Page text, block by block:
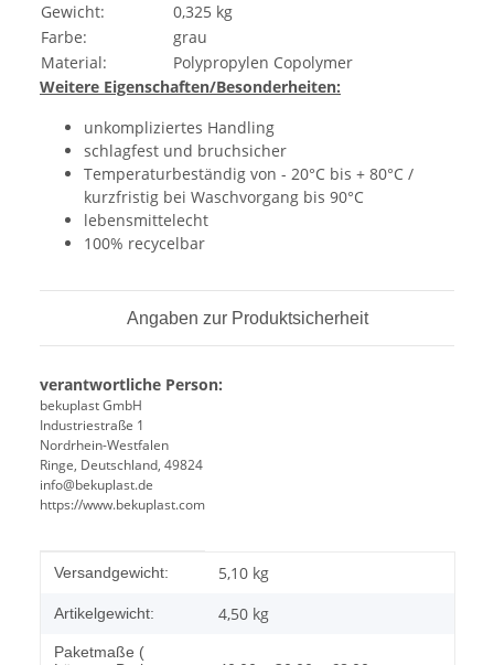
Gewicht:
0,325 kg
Farbe:
grau
Material:
Polypropylen Copolymer
Weitere Eigenschaften/Besonderheiten:
unkompliziertes Handling
schlagfest und bruchsicher
Temperaturbeständig von - 20°C bis + 80°C /
kurzfristig bei Waschvorgang bis 90°C
lebensmittelecht
100% recycelbar
Angaben zur Produktsicherheit
verantwortliche Person:
bekuplast GmbH
Industriestraße 1
Nordrhein-Westfalen
Ringe, Deutschland, 49824
info@bekuplast.de
https://www.bekuplast.com
Produkteigenschaft
Wert
Versandgewicht: 5,10 kg
Artikelgewicht: 4,50 kg
Paketmaße (